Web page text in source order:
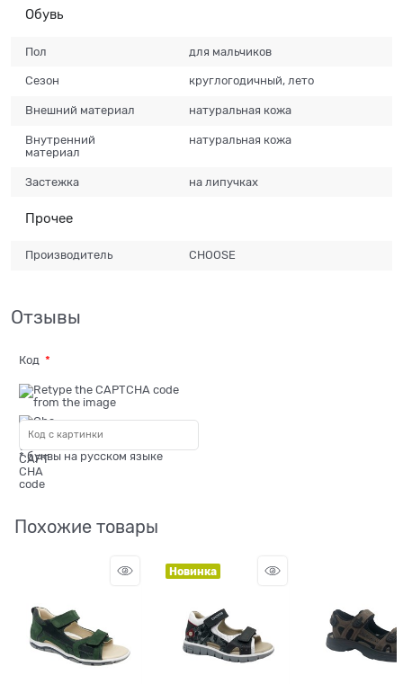
Обувь
Пол для мальчиков
Сезон круглогодичный, лето
Внешний материал натуральная кожа
Внутренний
материал
натуральная кожа
Застежка на липучках
Прочее
Производитель CHOOSE
Отзывы
Код
* буквы на русском языке
Похожие товары
Новинка